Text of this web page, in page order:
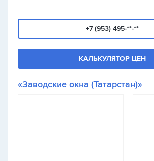
+7 (953) 495-**-**
КАЛЬКУЛЯТОР ЦЕН
«Заводские окна (Татарстан)»